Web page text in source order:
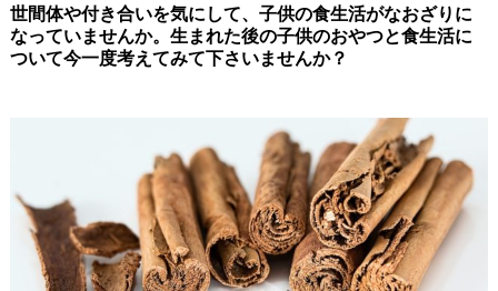
世間体や付き合いを気にして、子供の食生活がなおざりに
なっていませんか。生まれた後の子供のおやつと食生活に
ついて今一度考えてみて下さいませんか？